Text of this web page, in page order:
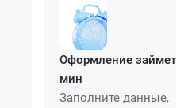
Оформление займет
мин
Заполните данные,